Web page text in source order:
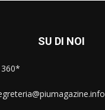
SU DI NOI